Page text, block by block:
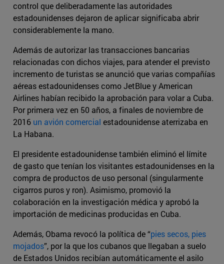
control que deliberadamente las autoridades
estadounidenses dejaron de aplicar significaba abrir
considerablemente la mano.
Además de autorizar las transacciones bancarias
relacionadas con dichos viajes, para atender el previsto
incremento de turistas se anunció que varias compañías
aéreas estadounidenses como JetBlue y American
Airlines habían recibido la aprobación para volar a Cuba.
Por primera vez en 50 años, a finales de noviembre de
2016 un avión comercial estadounidense aterrizaba en
La Habana.
El presidente estadounidense también eliminó el límite
de gasto que tenían los visitantes estadounidenses en la
compra de productos de uso personal (singularmente
cigarros puros y ron). Asimismo, promovió la
colaboración en la investigación médica y aprobó la
importación de medicinas producidas en Cuba.
Además, Obama revocó la política de “pies secos, pies
mojados”, por la que los cubanos que llegaban a suelo
de Estados Unidos recibían automáticamente el asilo